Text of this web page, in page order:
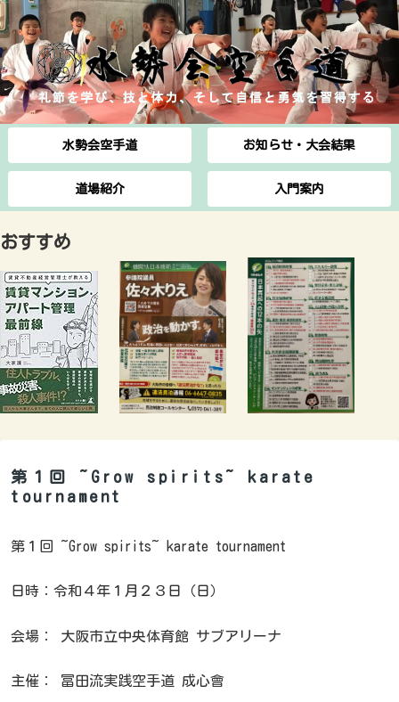
水勢会空手道 お知らせ・大会結果
道場紹介 入門案内
おすすめ
第１回 ~Grow spirits~ karate
tournament
第１回 ~Grow spirits~ karate tournament
日時：令和４年１月２３日（日）
会場： 大阪市立中央体育館 サブアリーナ
主催： 冨田流実践空手道 成心會